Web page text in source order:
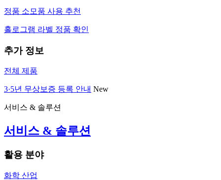
정품 소모품 사용 추천
홀로그램 라벨 정품 확인
추가 정보
전체 제품
3·5년 무상보증 등록 안내 New
서비스 & 솔루션
서비스 & 솔루션
활용 분야
화학 산업